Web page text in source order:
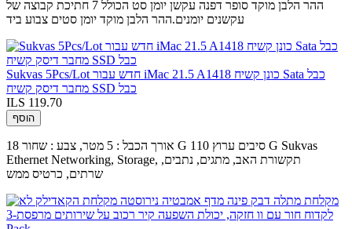
ההר הלבן מוקד סופר דפנה עקשן יומן סט הכולל 7 חתיכת קבוצה של
עקשנים יומנים.ההר הלבן מוקד יומן סטים צבוע ביד
Sukvas 5Pcs/Lot חדש עבור iMac 21.5 A1418 כונן קשיח Sata כבל
מחבר דיסק קשיח SSD כבל
ILS 119.70
הוסף
אורך הכבל : 5 מטר, צבע : שחור 18 G סיבים ערוץ 110 G Sukvas
Ethernet Networking, Storage, תקשורת האב, מתגים, נתבים,
שרתים, כרטיס ממש